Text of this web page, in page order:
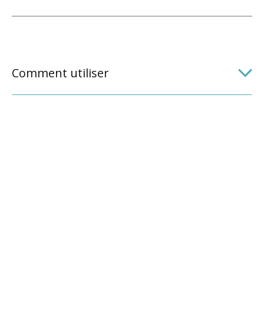
Comment utiliser